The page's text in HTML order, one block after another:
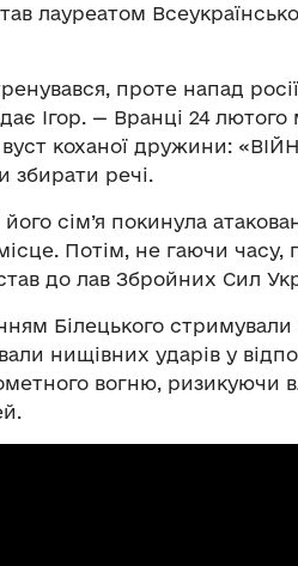
лауреатом
проте напад
Ігор. — Вранці 24
коханої дружини:
збирати речі.
сім’я покинула
Потім, не гаючи часу,
до лав Збройних Сил
Білецького стримували
нищівних ударів у
вогню, ризикуючи